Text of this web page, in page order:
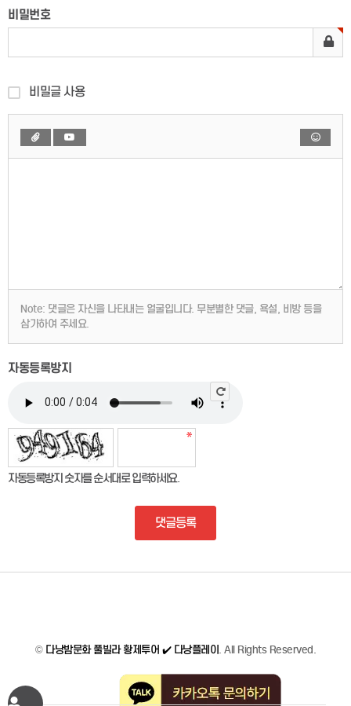
비밀번호
비밀글 사용
Note: 댓글은 자신을 나타내는 얼굴입니다. 무분별한 댓글, 욕설, 비방 등을
삼가하여 주세요.
자동등록방지
자동등록방지 숫자를 순서대로 입력하세요.
댓글등록
© 다낭밤문화 풀빌라 황제투어 ✔️ 다낭플레이 . All Rights Reserved.